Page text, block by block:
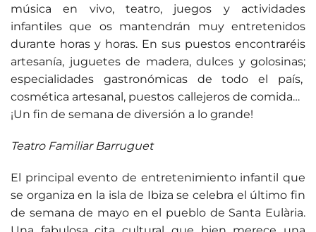
música en vivo, teatro, juegos y actividades
infantiles que os mantendrán muy entretenidos
durante horas y horas. En sus puestos encontraréis
artesanía, juguetes de madera, dulces y golosinas;
especialidades gastronómicas de todo el país,
cosmética artesanal, puestos callejeros de comida…
¡Un fin de semana de diversión a lo grande!
Teatro Familiar Barruguet
El principal evento de entretenimiento infantil que
se organiza en la isla de Ibiza se celebra el último fin
de semana de mayo en el pueblo de Santa Eulària.